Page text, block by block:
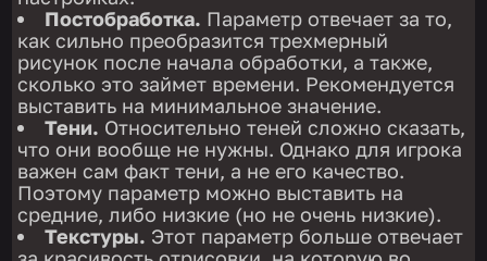
Постобработка. Параметр отвечает за то,
как сильно преобразится трехмерный
рисунок после начала обработки, а также,
сколько это займет времени. Рекомендуется
выставить на минимальное значение.
Тени. Относительно теней сложно сказать,
что они вообще не нужны. Однако для игрока
важен сам факт тени, а не его качество.
Поэтому параметр можно выставить на
средние, либо низкие (но не очень низкие).
Текстуры. Этот параметр больше отвечает